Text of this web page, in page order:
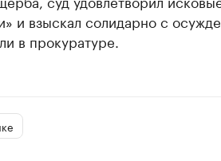
и взыскал солидарно с
в прокуратуре.